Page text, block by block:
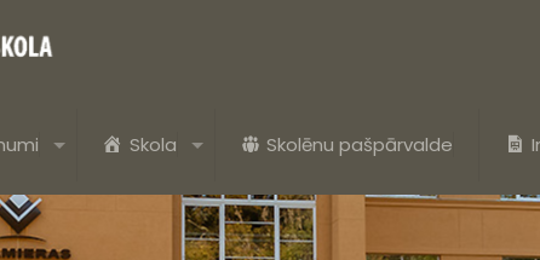
Skola Skolēnu pašpārvalde